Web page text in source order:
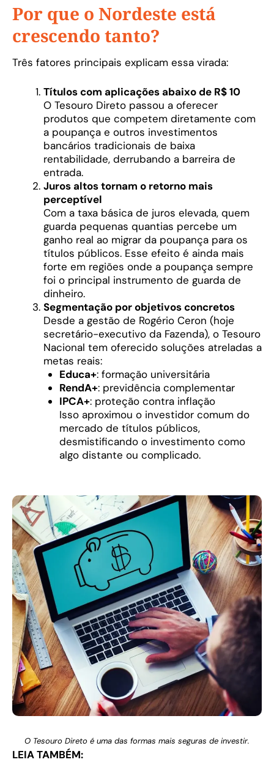
Por que o Nordeste está
crescendo tanto?
Três fatores principais explicam essa virada:
Títulos com aplicações abaixo de R$ 10
O Tesouro Direto passou a oferecer
produtos que competem diretamente com
a poupança e outros investimentos
bancários tradicionais de baixa
rentabilidade, derrubando a barreira de
entrada.
Juros altos tornam o retorno mais
perceptível
Com a taxa básica de juros elevada, quem
guarda pequenas quantias percebe um
ganho real ao migrar da poupança para os
títulos públicos. Esse efeito é ainda mais
forte em regiões onde a poupança sempre
foi o principal instrumento de guarda de
dinheiro.
Segmentação por objetivos concretos
Desde a gestão de Rogério Ceron (hoje
secretário-executivo da Fazenda), o Tesouro
Nacional tem oferecido soluções atreladas a
metas reais:
Educa+: formação universitária
RendA+: previdência complementar
IPCA+: proteção contra inflação
Isso aproximou o investidor comum do
mercado de títulos públicos,
desmistificando o investimento como
algo distante ou complicado.
O Tesouro Direto é uma das formas mais seguras de investir.
LEIA TAMBÉM: